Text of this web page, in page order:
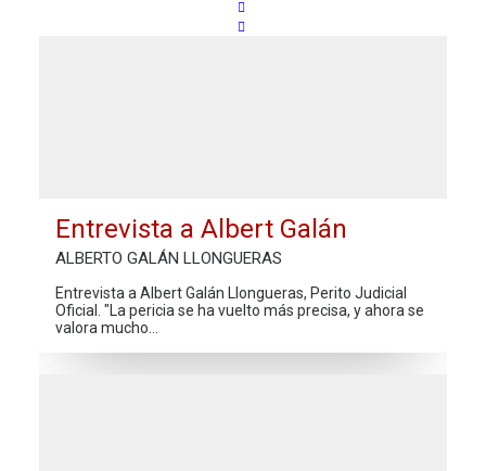
Entrevista a Albert Galán
ALBERTO GALÁN LLONGUERAS
Entrevista a Albert Galán Llongueras, Perito Judicial
Oficial. "La pericia se ha vuelto más precisa, y ahora se
valora mucho…